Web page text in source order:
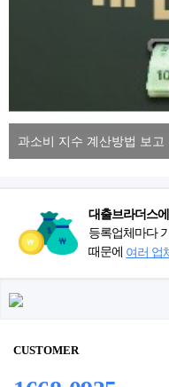
과소비 지수 계산방법 보
대출브라더스
등록업체마다
때문에 여러 업
CUSTOMER